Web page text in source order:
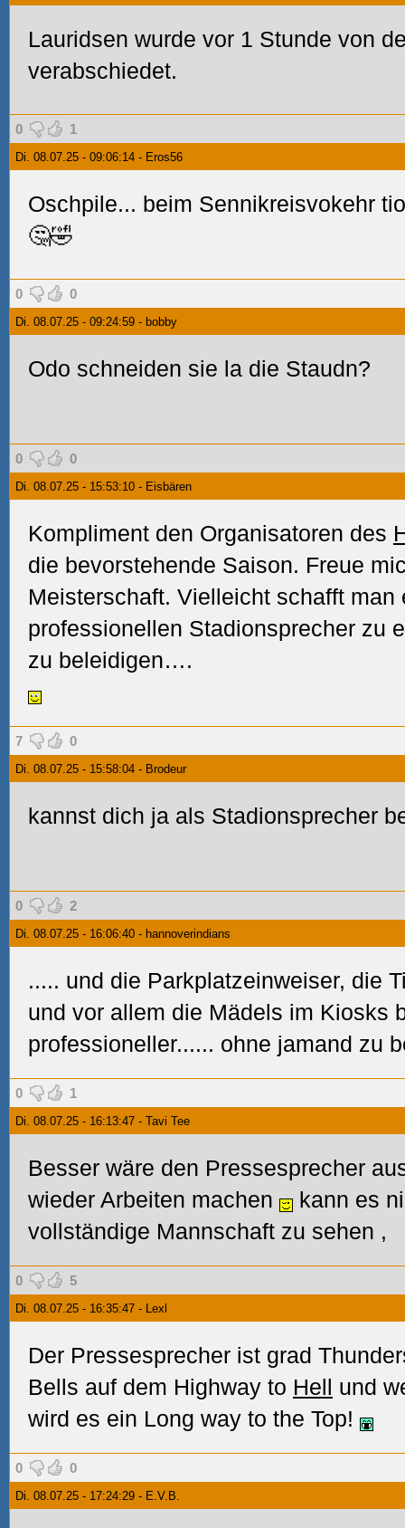
Lauridsen wurde vor 1 Stunde von
verabschiedet.
0 1
Di. 08.07.25 - 09:06:14 - Eros56
Oschpile... beim Sennikreisvokehr
🤔🤣
0 0
Di. 08.07.25 - 09:24:59 - bobby
Odo schneiden sie la die Staudn?
0 0
Di. 08.07.25 - 15:53:10 - Eisbären
Kompliment den Organisatoren des
die bevorstehende Saison. Freue
Meisterschaft. Vielleicht schafft man
professionellen Stadionsprecher zu
zu beleidigen….
7 0
Di. 08.07.25 - 15:58:04 - Brodeur
kannst dich ja als Stadionsprecher
0 2
Di. 08.07.25 - 16:06:40 - hannoverindians
..... und die Parkplatzeinweiser, die
und vor allem die Mädels im Kiosks
professioneller...... ohne jamand zu
0 1
Di. 08.07.25 - 16:13:47 - Tavi Tee
Besser wäre den Pressesprecher
wieder Arbeiten machen
kann es
vollständige Mannschaft zu sehen ,
0 5
Di. 08.07.25 - 16:35:47 - Lexl
Der Pressesprecher ist grad
Bells auf dem Highway to Hell und
wird es ein Long way to the Top!
0 0
Di. 08.07.25 - 17:24:29 - E.V.B.